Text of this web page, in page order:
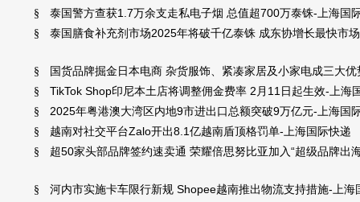
§ 泰国警方查获1.7万余支走私电子烟 总值超700万泰铢-上海国
§ 泰国膳食补充剂市场2025年将破千亿泰铢 成东协增长最快市
§ 国货品牌掘金日本电商 杂货服饰、紧凑家居及小家电成三大
§ TikTok Shop印尼本土店将调整佣金费率 2月11日起生效-上海
§ 2025年粤港澳大湾区内地9市进出口总额突破9万亿元-上海国
§ 越南对社交平台Zalo开出8.1亿越南盾顶格罚单-上海国际快递
§ 超50家头部品牌签约速卖通 荣耀倍思努比亚加入“超级品牌出
§ 河内市实施卡车限行新规 Shopee越南推出物流支持措施-上海